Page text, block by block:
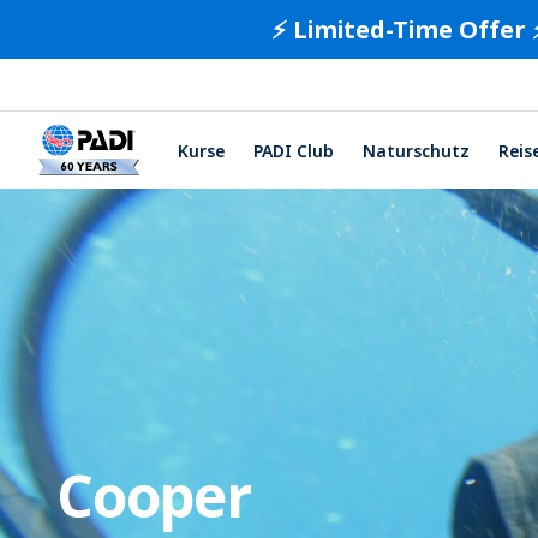
⚡️ Limited-Time Offer
Kurse PADI Club Naturschutz
Cooper